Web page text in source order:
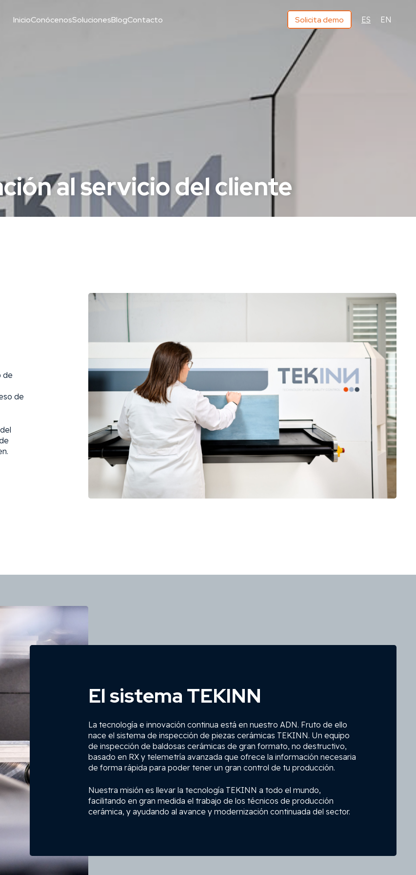
InicioConócenosSolucionesBlogContacto Solicita demo ES EN
al servicio del cliente
de
de
El sistema TEKINN
La tecnología e innovación continua está en nuestro ADN. Fruto de ello
nace el sistema de inspección de piezas cerámicas TEKINN. Un equipo
de inspección de baldosas cerámicas de gran formato, no destructivo,
basado en RX y telemetría avanzada que ofrece la información necesaria
de forma rápida para poder tener un gran control de tu producción.
Nuestra misión es llevar la tecnología TEKINN a todo el mundo,
facilitando en gran medida el trabajo de los técnicos de producción
cerámica, y ayudando al avance y modernización continuada del sector.